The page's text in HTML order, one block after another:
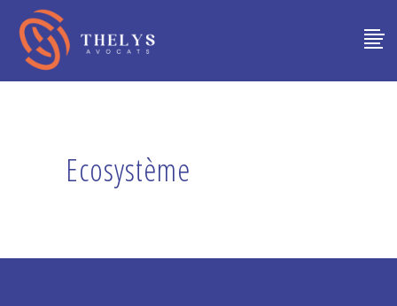
Ecosystème
Thelys